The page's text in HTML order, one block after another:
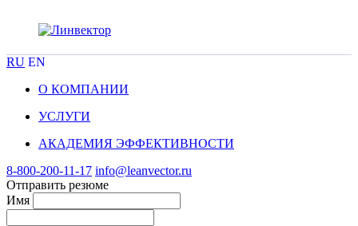
RU EN
О КОМПАНИИ
УСЛУГИ
АКАДЕМИЯ ЭФФЕКТИВНОСТИ
8-800-200-11-17 info@leanvector.ru
Отправить резюме
Имя